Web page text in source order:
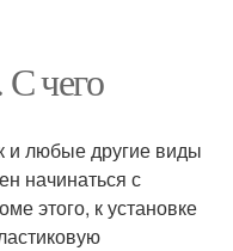
чего
и любые другие виды
начинаться с
этого, к установке